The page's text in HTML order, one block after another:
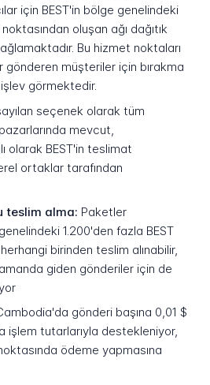
için BEST'in bölge genelindeki
oluşan ağı dağıtık
Bu hizmet noktaları
gönderen müşteriler için bırakma
görmektedir.
seçenek olarak tüm
mevcut,
olarak BEST'in teslimat
ortaklar tarafından
teslim alma: Paketler
1.200'den fazla BEST
birinden teslim alınabilir,
giden gönderiler için de
gönderi başına 0,01 $
işlem tutarlarıyla destekleniyor,
ödeme yapmasına